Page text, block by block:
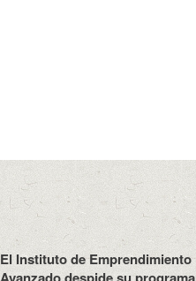
El Instituto de Emprendimiento